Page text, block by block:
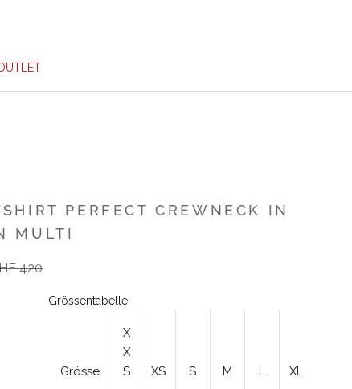
PERFECT CREWNECK IN
MULTI
Preis
420
Grössentabelle
Grösse
X
X
S
XS S M L XL